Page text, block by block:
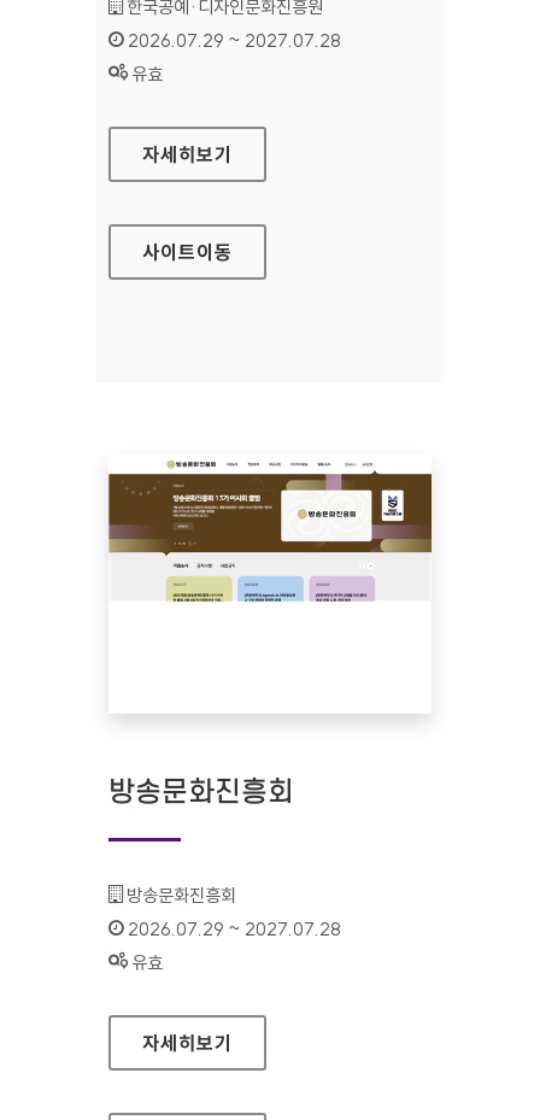
기관명 :
한국공예·디자인문화진흥원
인증기간 :
2026.07.29 ~ 2027.07.28
상태 :
유효
공예포털
자세히보기
사이트이동
방송문화진흥회
기관명 :
방송문화진흥회
인증기간 :
2026.07.29 ~ 2027.07.28
상태 :
유효
방송문화진흥회
자세히보기